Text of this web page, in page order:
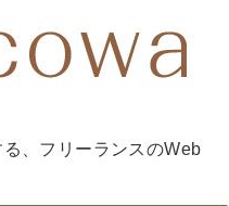
、フリーランスのWeb